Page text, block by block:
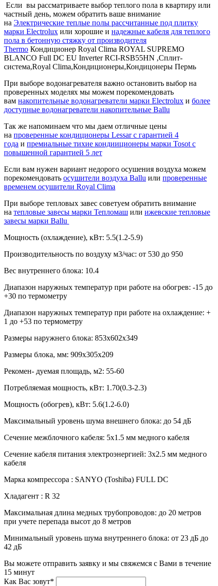
Если вы рассматриваете выбор теплого пола в квартиру или
частный день, можем обратить ваше внимание
на Электрические теплые полы рассчитанные под плитку
марки Electrolux или хорошие и надежные кабеля для теплого
пола в бетонную стяжку от производителя
Thermo Кондиционер Royal Clima ROYAL SUPREMO
BLANCO Full DC EU Inverter RCI-RSB55HN ,Сплит-
система,Royal Clima,Кондиционеры,Кондицонеры Пермь
При выборе водонагревателя важно остановить выбор на
проверенных моделях мы можем порекомендовать
вам накопительные водонагреватели марки Electrolux и более
доступные водонагреватели накопительные Ballu
Так же напоминаем что мы даем отличные цены
на проверенные кондиционеры Lessar с гарантией 4
года и премиальные тихие кондииционеры марки Tosot с
повышенной гарантией 5 лет
Если вам нужен вариант недорого осушения воздуха можем
порекомендовать осушители воздуха Ballu или проверенные
временем осушители Royal Clima
При выборе тепловых завес советуем обратить внимание
на тепловые завесы марки Тепломаш или ижевские тепловые
завесы марки Ballu
Мощность (охлаждение), кВт: 5.5(1.2-5.9)
Производительность по воздуху м3/час: от 530 до 950
Вес внутреннего блока: 10.4
Диапазон наружных температур при работе на обогрев: -15 до
+30 по термометру
Диапазон наружных температур при работе на охлаждение: +
1 до +53 по термометру
Размеры наружнего блока: 853x602x349
Размеры блока, мм: 909x305x209
Рекомен- дуемая площадь, м2: 55-60
Потребляемая мощность, кВт: 1.70(0.3-2.3)
Мощность (обогрев), кВт: 5.6(1.2-6.0)
Максимальный уровень шума внешнего блока: до 54 дБ
Сечение межблочного кабеля: 5х1.5 мм медного кабеля
Сечение кабеля питания электроэнергией: 3х2.5 мм медного
кабеля
Марка компрессора : SANYO (Toshiba) FULL DC
Хладагент : R 32
Максимальная длина медных трубопроводов: до 20 метров
при учете перепада высот до 8 метров
Минимальный уровень шума внутреннего блока: от 23 дБ до
42 дБ
Вы можете отправить заявку и мы свяжемся с Вами в течение
15 минут
Как Вас зовут*